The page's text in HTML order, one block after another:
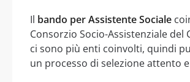
Il bando per Assistente Sociale
Consorzio Socio-Assistenziale del
ci sono più enti coinvolti, quindi
un processo di selezione attento